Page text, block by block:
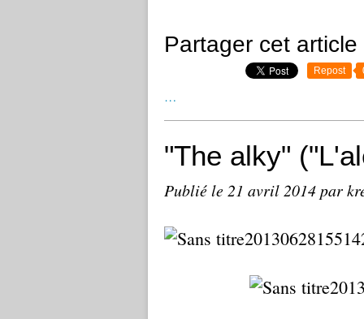
Partager cet article
Repost
…
"The alky"
Publié le 21 avril 2014par